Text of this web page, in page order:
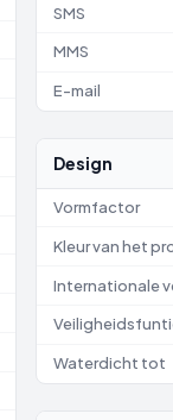
SMS
MMS
E-mail
Design
Vormfactor
Kleur van het
Internationale
Waterdicht tot